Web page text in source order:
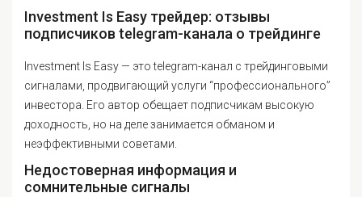
Investment Is Easy трейдер: отзывы
подписчиков telegram-канала о трейдинге
Investment Is Easy — это telegram-канал с трейдинговыми
сигналами, продвигающий услуги “профессионального”
инвестора. Его автор обещает подписчикам высокую
доходность, но на деле занимается обманом и
неэффективными советами.
Недостоверная информация и
сомнительные сигналы